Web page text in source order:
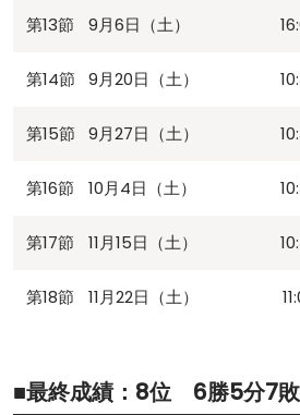
第13節 9月6日（土）
第14節 9月20日（土）
第15節 9月27日（土）
第16節 10月4日（土）
第17節 11月15日（土）
第18節 11月22日（土）
■最終成績：8位 6勝5分7敗